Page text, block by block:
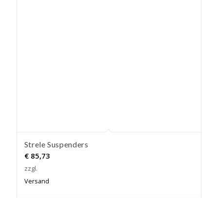
Strele Suspenders
€85,73
zzgl.
Versand